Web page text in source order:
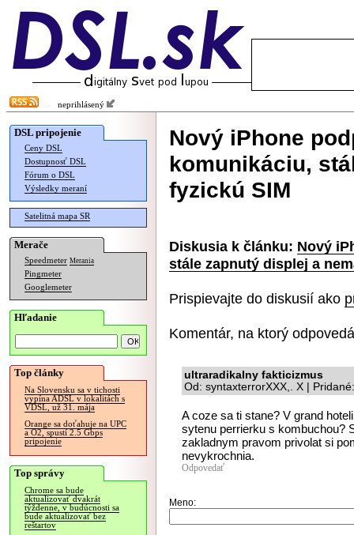
neprihlásený
DSL pripojenie
Ceny DSL
Dostupnosť DSL
Fórum o DSL
Výsledky meraní
Satelitná mapa SR
Merače
Speedmeter Merania
Pingmeter
Googlemeter
Hľadanie
Top články
Na Slovensku sa v tichosti
vypína ADSL v lokalitách s
VDSL, už 31. mája
Orange sa doťahuje na UPC
a O2, spustí 2.5 Gbps
pripojenie
Top správy
Chrome sa bude
aktualizovať dvakrát
týždenne, v budúcnosti sa
bude aktualizovať bez
reštartov
Nový iPhone
komunikáciu,
fyzickú SIM
Diskusia k článku: Nový
stále zapnutý displej a
Prispievajte do diskusií ako
Komentár, na ktorý
ultraradikalny fakticizmus
Od: syntaxterrorXXX,. X |
A coze sa ti stane? V grand
sytenu perrierku s kombuchou?
zakladnym pravom privolat si
nevykrochnia.
Odpovedať
Meno: